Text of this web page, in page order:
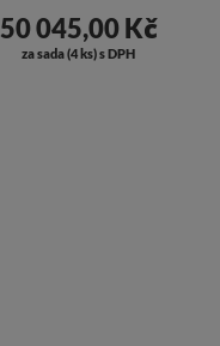
50 045,00 Kč
za sada (4 ks) s DPH